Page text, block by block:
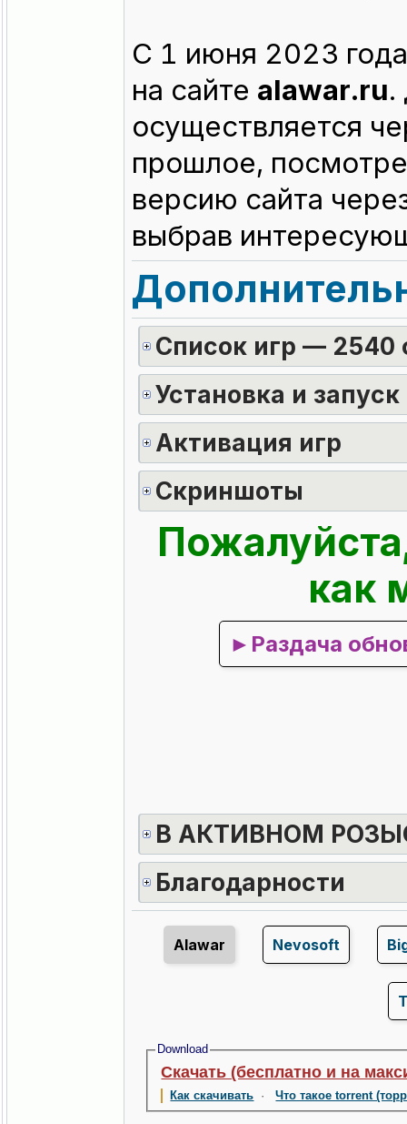
C 1 июня 2023
на сайте alawar.ru.
осуществляется
прошлое,
версию сайта
выбрав
Список игр — 2540
Установка и запуск
Активация игр
Скриншоты
как
►Раздача
В АКТИВНОМ
Благодарности
Alawar Nevosoft
Download
Скачать (бесплатно и на
Как скачивать ·Что такое torrent